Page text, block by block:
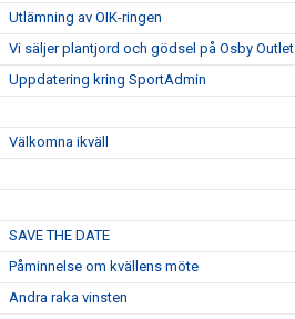
Utlämning av OIK-ringen
Vi säljer plantjord och gödsel på Osby Outlet
Uppdatering kring SportAdmin
Välkomna ikväll
SAVE THE DATE
Påminnelse om kvällens möte
Andra raka vinsten